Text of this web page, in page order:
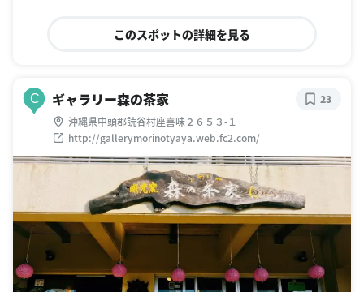
このスポットの詳細を見る
C ギャラリー森の茶家
沖縄県中頭郡読谷村座喜味２６５３-１
http://gallerymorinotyaya.web.fc2.com/
23